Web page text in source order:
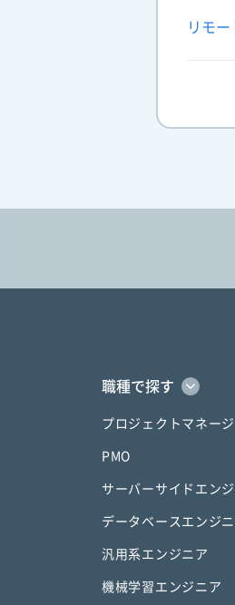
リモー
職種で探す
プロジェクトマネー
PMO
サーバーサイドエン
データベースエンジ
汎用系エンジニア
機械学習エンジニア